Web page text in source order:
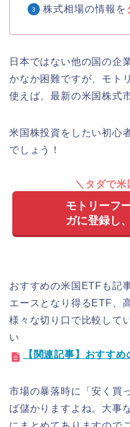
株式相場の情報を
日本ではない他の国の企
かなか困難ですが、モト
使えば、最新の米国株式
米国株投資をしたい初心
でしょう！
＼タダで米
モトリーフ
ガに登録し
おすすめの米国ETFも記
エースとなり得るETF、
様々な切り口で比較して
い
【関連記事】おすす
市場の暴落時に「安く買
ば儲かりますよね。大事